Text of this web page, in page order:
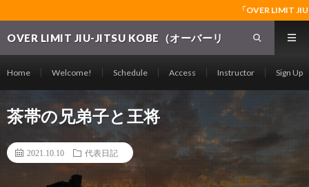
「OVER LIMIT JIU-JITSU神
OVER LIMIT JIU-JITSU KOBE（オーバーリ
ラップリング・レスリング・ブラジリアン柔術
の常設道場～
Home Welcome! Schedule Access Instructor Sign Up
茶帯の兄弟子と王将
2021.10.10 代表日記